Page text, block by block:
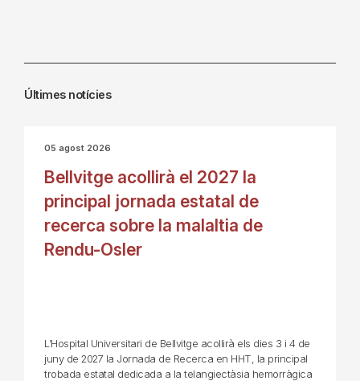
Últimes notícies
05 agost 2026
Bellvitge acollirà el 2027 la
principal jornada estatal de
recerca sobre la malaltia de
Rendu-Osler
L’Hospital Universitari de Bellvitge acollirà els dies 3 i 4 de
juny de 2027 la Jornada de Recerca en HHT, la principal
trobada estatal dedicada a la telangiectàsia hemorràgica